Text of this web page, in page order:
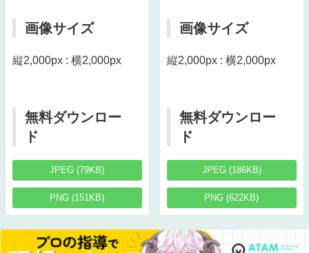
画像サイズ
縦2,000px : 横2,000px
無料ダウンロー
ド
JPEG (79KB)
PNG (151KB)
画像サイズ
縦2,000px : 横2,000px
無料ダウンロー
ド
JPEG (186KB)
PNG (622KB)